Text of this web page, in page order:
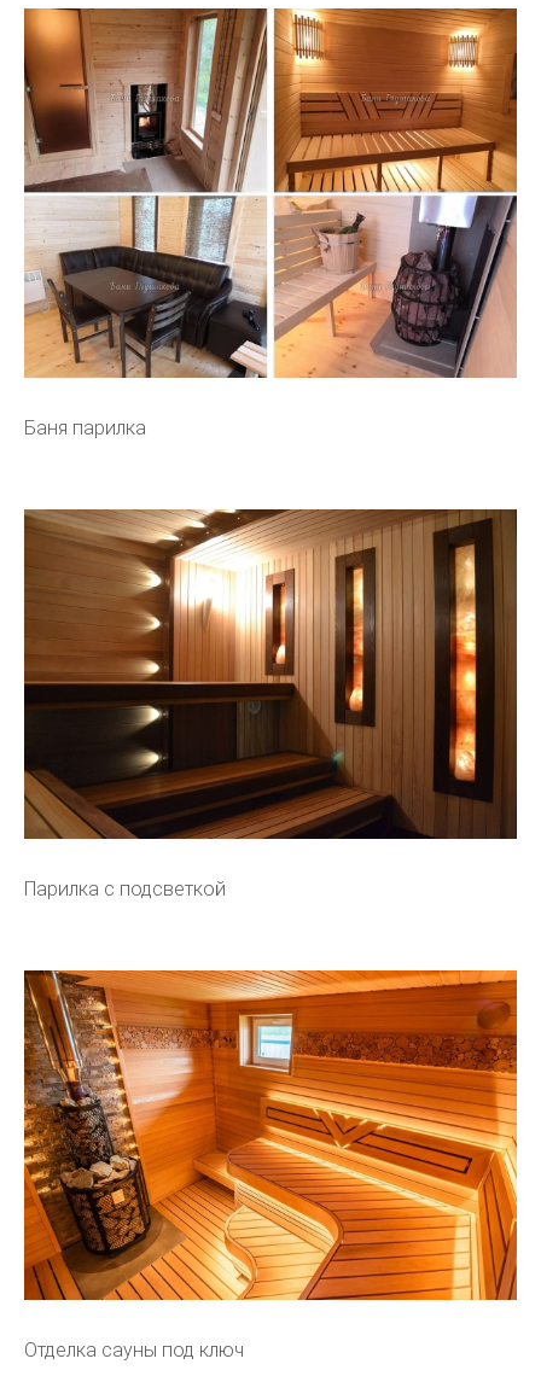
Баня парилка
Парилка с подсветкой
Отделка сауны под ключ